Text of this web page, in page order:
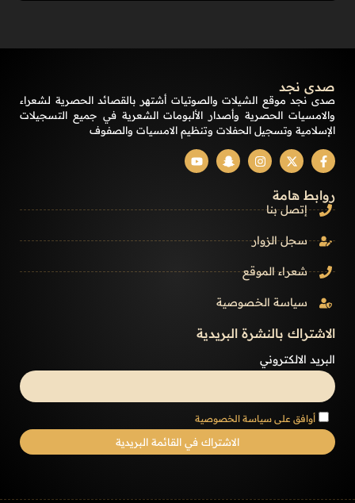
صدى نجد
صدى نجد موقع الشيلات والصوتيات أشتهر بالقصائد الحصرية لشعراء
والامسيات الحصرية وأصدار الألبومات الشعرية في جميع التسجيلات
الإسلامية وتسجيل الحفلات وتنظيم الامسيات والصفوف
روابط هامة
إتصل بنا
سجل الزوار
شعراء الموقع
سياسة الخصوصية
الاشتراك بالنشرة البريدية
البريد الالكتروني
أوافق على سياسة الخصوصية